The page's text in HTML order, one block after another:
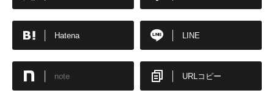
Hatena LINE
note URLコピー